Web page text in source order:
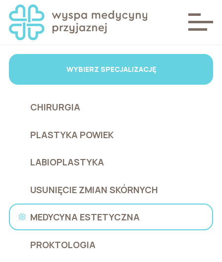
WYBIERZ SPECJALIZACJĘ
CHIRURGIA
PLASTYKA POWIEK
LABIOPLASTYKA
USUNIĘCIE ZMIAN SKÓRNYCH
MEDYCYNA ESTETYCZNA
PROKTOLOGIA